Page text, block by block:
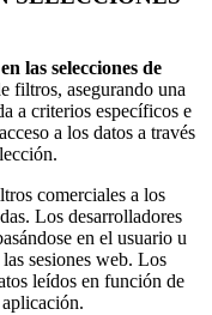
las selecciones de
filtros, asegurando una
a criterios específicos e
a los datos a través
comerciales a los
Los desarrolladores
en el usuario u
sesiones web. Los
leídos en función de